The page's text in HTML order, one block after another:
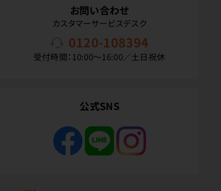
お問い合わせ
カスタマーサービスデスク
0120-108394
受付時間：10:00〜16:00／土日祝休
公式SNS